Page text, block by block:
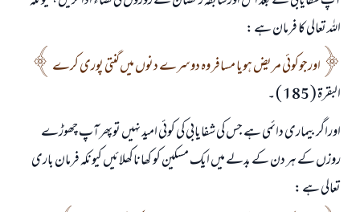
اللہ تعالی کا فرمان ہے :
اورجوکوئي مریض ہویا مسافر وہ دوسرے دنوں ميں گنتی پوری کرے
البقرۃ ( 185 ) ۔
اوراگر بیماری دائمی ہے جس کی شفایابی کی کوئي امید نہيں توپھر آپ چھوڑے
روزں کے ہر دن کے بدلے میں ایک مسکین کو کھاناکھلائيں کیونکہ فرمان باری
تعالی ہے :